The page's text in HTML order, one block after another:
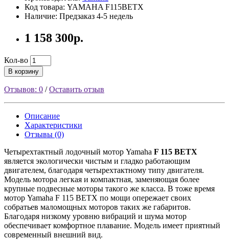
Код товара: YAMAHA F115BETX
Наличие: Предзаказ 4-5 недель
1 158 300р.
Кол-во
В корзину
Отзывов: 0 /Оставить отзыв
Описание
Характеристики
Отзывы (0)
Четырехтактный лодочный мотор Yamaha F 115 BETX
является экологически чистым и гладко работающим
двигателем, благодаря четырехтактному типу двигателя.
Модель мотора легкая и компактная, заменяющая более
крупные подвесные моторы такого же класса. В тоже время
мотор Yamaha F 115 BETX по мощи опережает своих
собратьев маломощных моторов таких же габаритов.
Благодаря низкому уровню вибраций и шума мотор
обеспечивает комфортное плавание. Модель имеет приятный
современный внешний вид.